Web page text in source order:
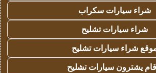
شراء سيارات سكراب
شراء سيارات تشليح
شراء سيارات تشليح
يشترون سيارات تشليح